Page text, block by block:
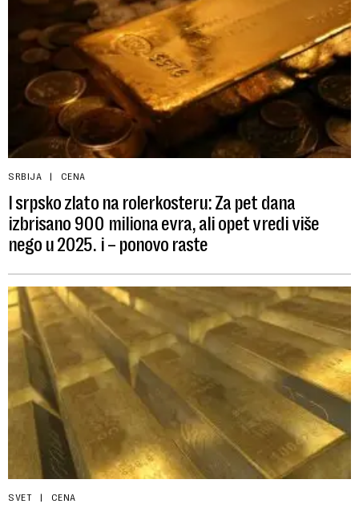
SRBIJA CENA
I srpsko zlato na rolerkosteru: Za pet dana
izbrisano 900 miliona evra, ali opet vredi više
nego u 2025. i – ponovo raste
SVET CENA